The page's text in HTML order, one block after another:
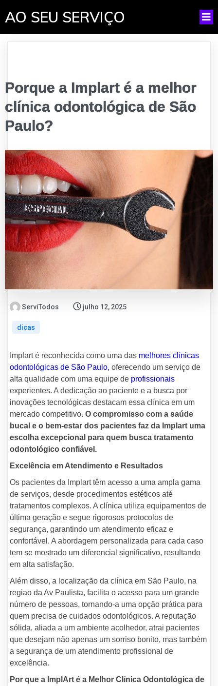
AO SEU SERVIÇO
Porque a Implart é a melhor
clínica odontológica de São
Paulo?
ServiTodos julho 12, 2025
dicas
Implart é reconhecida como uma das melhores clínicas
odontológicas de São Paulo, oferecendo um serviço de
alta qualidade com uma equipe de profissionais
experientes. A dedicação ao paciente e a busca por
inovações tecnológicas destacam essa clínica em um
mercado competitivo. O compromisso com a saúde
bucal e o bem-estar dos pacientes faz da Implart uma
escolha excepcional para quem busca tratamento
odontológico confiável.
Excelência em Atendimento e Resultados
Os pacientes da Implart têm acesso a uma ampla gama
de serviços, desde procedimentos estéticos até
tratamentos complexos. A clínica utiliza equipamentos de
última geração e segue rigorosos protocolos de
segurança, garantindo um atendimento eficaz e
confortável. A abordagem personalizada para cada caso
tem se mostrado um diferencial significativo, resultando
em alta satisfação.
Além disso, a localização da clínica em São Paulo, na
regiao da Av Paulista, facilita o acesso para um grande
número de pessoas, tornando-a uma opção prática para
quem precisa de cuidados odontológicos. A reputação
sólida, aliada a um ambiente acolhedor, atrai pacientes
que desejam não apenas um sorriso bonito, mas também
a segurança de um atendimento profissional de
excelência.
Por que a ImplArt é a Melhor Clínica Odontológica de